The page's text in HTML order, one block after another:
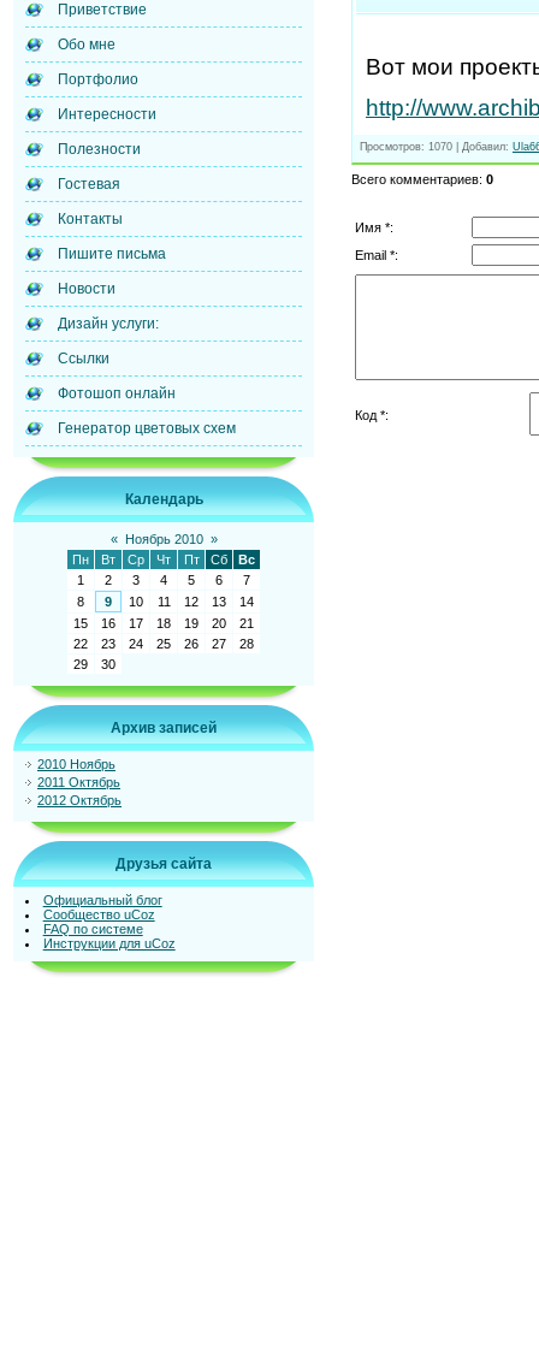
Приветствие
Обо мне
Портфолио
Интересности
Полезности
Гостевая
Контакты
Пишите письма
Новости
Дизайн услуги:
Ссылки
Фотошоп онлайн
Генератор цветовых схем
Календарь
« Ноябрь 2010 »
Пн
Вт Ср Чт Пт Сб
Вс
1
2 3 4 5 6
7
8
9 10 11 12 13
14
15
16 17 18 19 20
21
22
23 24 25 26 27
28
29
30
Архив записей
2010 Ноябрь
2011 Октябрь
2012 Октябрь
Друзья сайта
Официальный блог
Сообщество uCoz
FAQ по системе
Инструкции для uCoz
Вот мои
http://
Просмотров: 1070 | Добавил:
Всего комментариев: 0
Имя *:
Email *:
Код *: